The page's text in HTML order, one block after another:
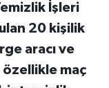
İşleri
20 kişilik
aracı ve
maç